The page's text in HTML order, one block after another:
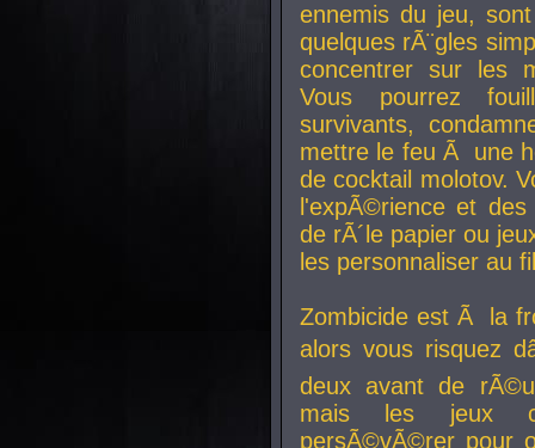
ennemis du jeu,
quelques rÃ¨gles
concentrer sur les
Vous pourrez
survivants,
mettre le feu Ã une
de cocktail molotov.
l'expÃ©rience et
de rÃ´le papier ou
les personnaliser au
Zombicide est Ã la
alors vous risquez
deux avant de
mais les jeux
persÃ©vÃ©rer pour